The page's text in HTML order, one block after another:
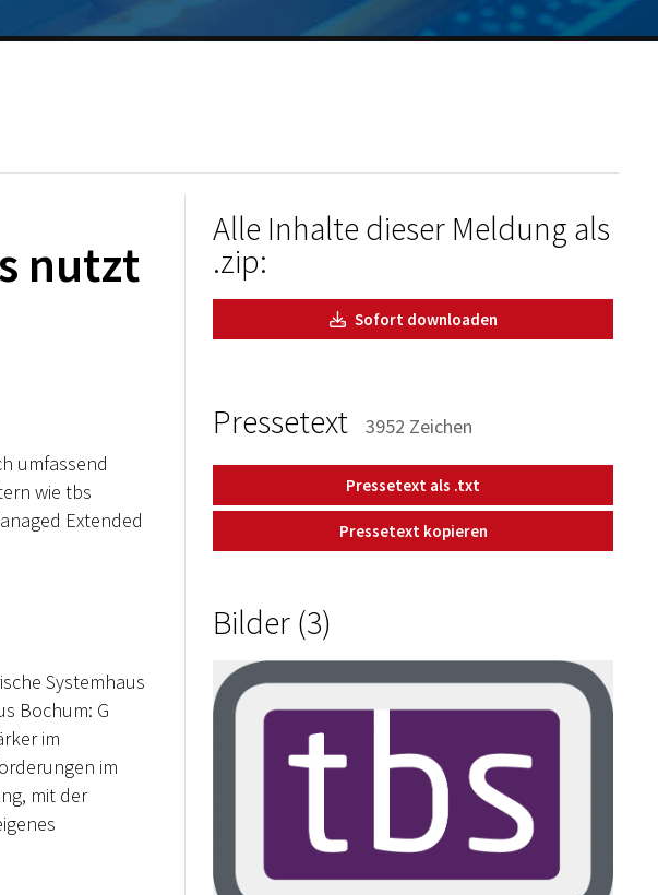
nutzt
umfassend
wie tbs
Extended
Systemhaus
Bochum: G
im
im
mit der
Alle Inhalte dieser Meldung als
.zip:
Sofort downloaden
Pressetext 3952 Zeichen
Pressetext als .txt
Pressetext kopieren
Bilder (3)